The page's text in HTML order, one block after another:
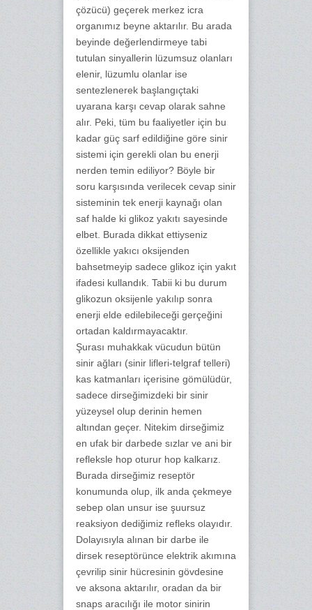
çözücü) geçerek merkez icra
organımız beyne aktarılır. Bu arada
beyinde değerlendirmeye tabi
tutulan sinyallerin lüzumsuz olanları
elenir, lüzumlu olanlar ise
sentezlenerek başlangıçtaki
uyarana karşı cevap olarak sahne
alır. Peki, tüm bu faaliyetler için bu
kadar güç sarf edildiğine göre sinir
sistemi için gerekli olan bu enerji
nerden temin ediliyor? Böyle bir
soru karşısında verilecek cevap sinir
sisteminin tek enerji kaynağı olan
saf halde ki glikoz yakıtı sayesinde
elbet. Burada dikkat ettiyseniz
özellikle yakıcı oksijenden
bahsetmeyip sadece glikoz için yakıt
ifadesi kullandık. Tabii ki bu durum
glikozun oksijenle yakılıp sonra
enerji elde edilebileceği gerçeğini
ortadan kaldırmayacaktır.
Şurası muhakkak vücudun bütün
sinir ağları (sinir lifleri-telgraf telleri)
kas katmanları içerisine gömülüdür,
sadece dirseğimizdeki bir sinir
yüzeysel olup derinin hemen
altından geçer. Nitekim dirseğimiz
en ufak bir darbede sızlar ve ani bir
refleksle hop oturur hop kalkarız.
Burada dirseğimiz reseptör
konumunda olup, ilk anda çekmeye
sebep olan unsur ise şuursuz
reaksiyon dediğimiz refleks olayıdır.
Dolayısıyla alınan bir darbe ile
dirsek reseptörünce elektrik akımına
çevrilip sinir hücresinin gövdesine
ve aksona aktarılır, oradan da bir
snaps aracılığı ile motor sinirin